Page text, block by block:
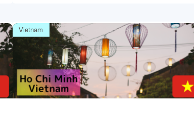
Vietnam